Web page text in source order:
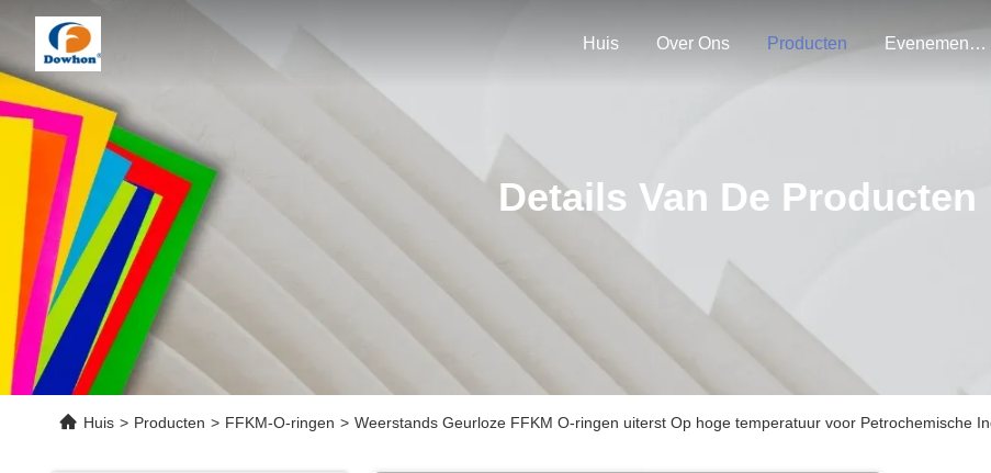
Huis Over Ons Producten Evenementen
Details Van De Producten
Huis > Producten > FFKM-O-ringen > Weerstands Geurloze FFKM O-ringen uiterst Op hoge temperatuur voor Petrochemische